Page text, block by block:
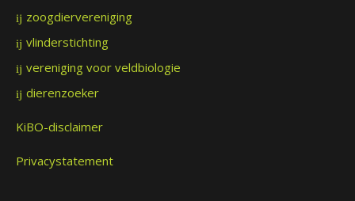
zoogdiervereniging
vlinderstichting
vereniging voor veldbiologie
dierenzoeker
KiBO-disclaimer
Privacystatement